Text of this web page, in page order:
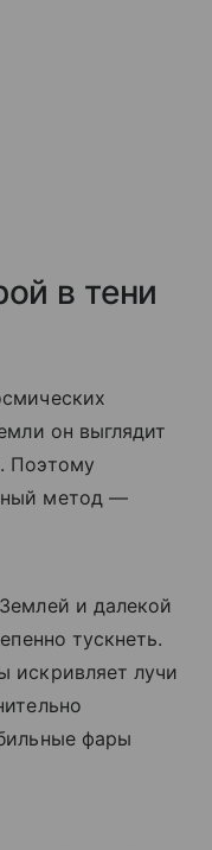
в тени
он выглядит
Поэтому
метод —
и далекой
тускнеть.
искривляет лучи
фары